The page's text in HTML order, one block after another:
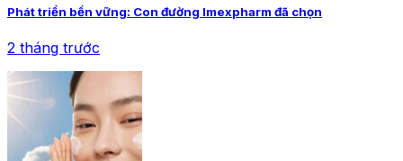
Phát triển bền vững: Con đường Imexpharm đã chọn
2 tháng trước